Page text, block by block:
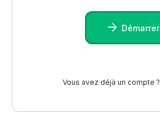
Démarrer
Vous avez déjà un compte ?